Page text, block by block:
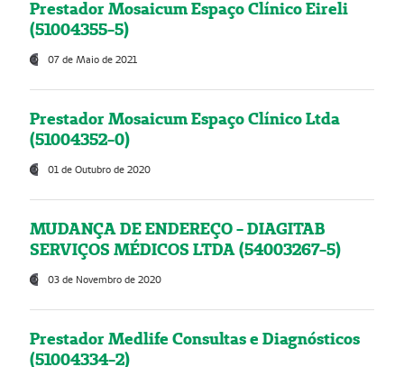
Prestador Mosaicum Espaço Clínico Eireli
(51004355-5)
07 de Maio de 2021
Prestador Mosaicum Espaço Clínico Ltda
(51004352-0)
01 de Outubro de 2020
MUDANÇA DE ENDEREÇO - DIAGITAB
SERVIÇOS MÉDICOS LTDA (54003267-5)
03 de Novembro de 2020
Prestador Medlife Consultas e Diagnósticos
(51004334-2)